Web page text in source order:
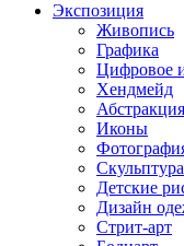
Экспозиция
Живопись
Графика
Цифровое
Хендмейд
Абстракция
Иконы
Скульптура
Детские
Дизайн
Стрит-арт